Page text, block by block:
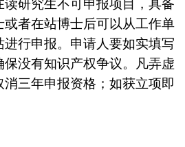
研究生不可申报项目，具备
或者在站博士后可以从工作单
行申报。申请人要如实填写
没有知识产权争议。凡弄虚
三年申报资格；如获立项即